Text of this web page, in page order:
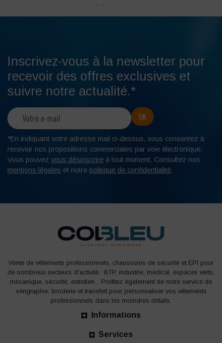
Inscrivez-vous à la newsletter pour
recevoir des offres exclusives et
suivre notre actualité.*
*En indiquant votre adresse mail ci-dessus, vous consentez à
recevoir nos propositions commerciales par voie électronique.
Vous pouvez vous désinscrire à tout moment. Consultez nos
mentions légales et notre politique de confidentialité.
Vente de vêtements professionnels, chaussures de sécurité et EPI pour
de nombreux secteurs d'activité : BTP, industrie, médical, espaces verts,
mécanique, sécurité, entretien... Profitez également de notre service de
sérigraphie, broderie et transfert pour personnaliser vos vêtements
professionnels dans les moindres détails.
Informations
Services